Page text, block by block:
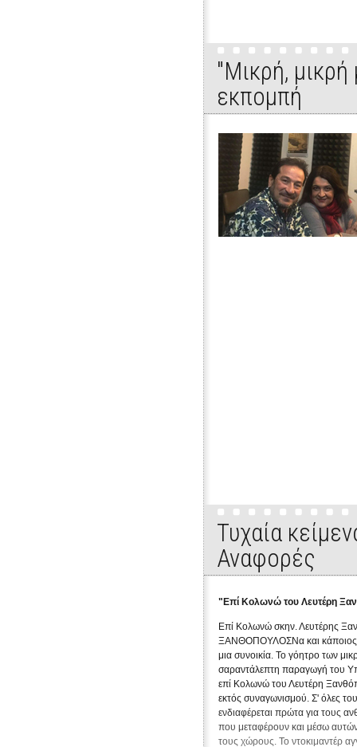
"Μικρή,
εκπομπή
Εκπομπή 1η: "Έλα να σου πω".
Τυχαία
Αναφορές
"Επί Κολωνώ του Λευτέρη
Επί Κολωνώ σκην. Λευτέρης
ΞΑΝΘΟΠΟΥΛΟΣΝα και κάποιος
μια συνοικία. Το γόητρο των
σαραντάλεπτη παραγωγή του
επί Κολωνώ του Λευτέρη
εκτός συναγωνισμού. Σ' όλες
ενδιαφέρεται πρώτα για τους
που μεταφέρουν και μέσω
τους χώρους. Το ντοκιμαντέρ